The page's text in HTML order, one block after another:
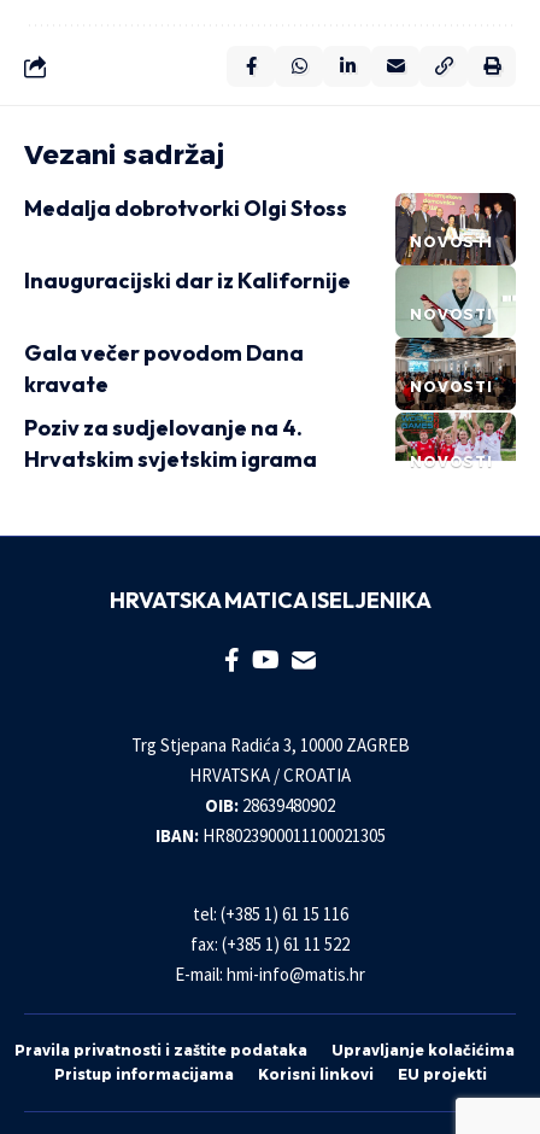
Vezani sadržaj
NOVOSTI
Medalja dobrotvorki Olgi Stoss
NOVOSTI
Inauguracijski dar iz Kalifornije
NOVOSTI
Gala večer povodom Dana
kravate
NOVOSTI
Poziv za sudjelovanje na 4.
Hrvatskim svjetskim igrama
HRVATSKA MATICA ISELJENIKA
Trg Stjepana Radića 3, 10000 ZAGREB
HRVATSKA / CROATIA
OIB: 28639480902
IBAN: HR8023900011100021305
tel: (+385 1) 61 15 116
fax: (+385 1) 61 11 522
E-mail: hmi-info@matis.hr
Pravila privatnosti i zaštite podataka
Upravljanje kolačićima
Pristup informacijama
Korisni linkovi EU projekti